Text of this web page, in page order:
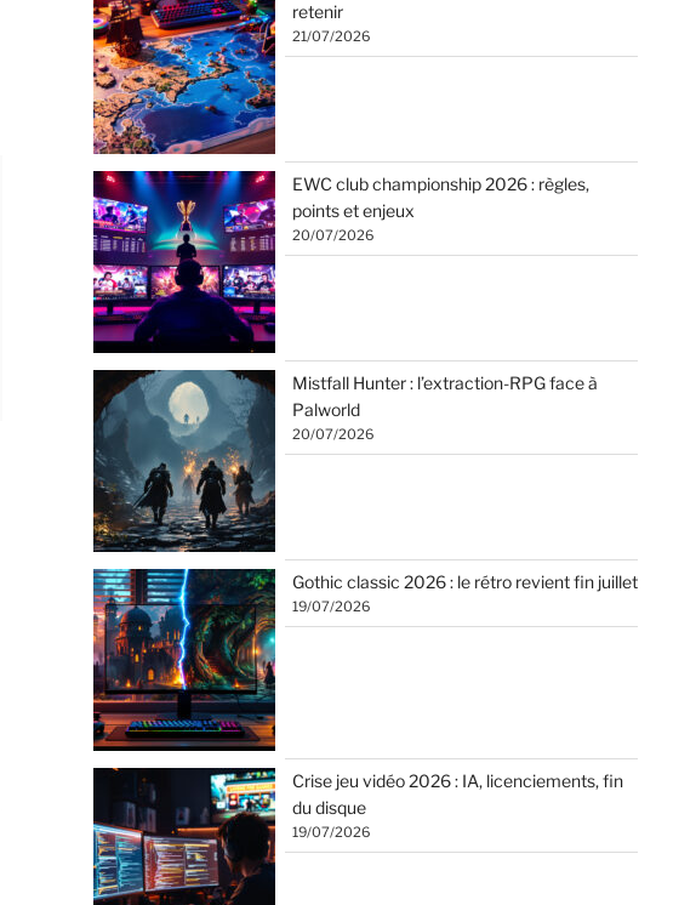
retenir
21/07/2026
EWC club championship 2026 : règles,
points et enjeux
20/07/2026
Mistfall Hunter : l’extraction-RPG face à
Palworld
20/07/2026
Gothic classic 2026 : le rétro revient fin juillet
19/07/2026
Crise jeu vidéo 2026 : IA, licenciements, fin
du disque
19/07/2026